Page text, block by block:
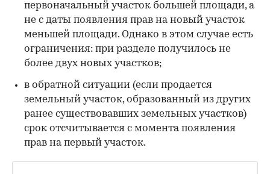
первоначальный участок большей площади, а
не с даты появления прав на новый участок
меньшей площади. Однако в этом случае есть
ограничения: при разделе получилось не
более двух новых участков;
в обратной ситуации (если продается
земельный участок, образованный из других
ранее существовавших земельных участков)
срок отсчитывается с момента появления
прав на первый участок.